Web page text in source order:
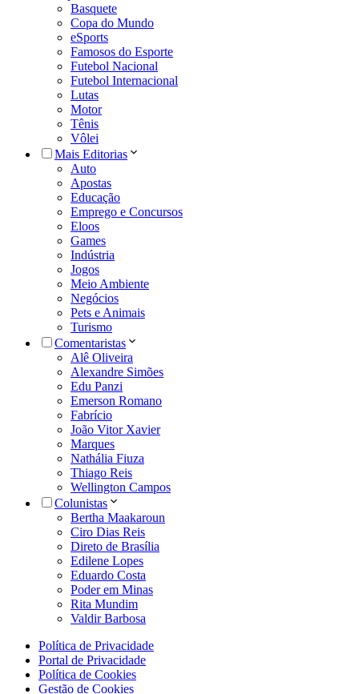
Basquete
Copa do Mundo
eSports
Famosos do Esporte
Futebol Nacional
Futebol Internacional
Lutas
Motor
Tênis
Vôlei
Mais Editorias
Auto
Apostas
Educação
Emprego e Concursos
Eloos
Games
Indústria
Jogos
Meio Ambiente
Negócios
Pets e Animais
Turismo
Comentaristas
Alê Oliveira
Alexandre Simões
Edu Panzi
Emerson Romano
Fabrício
João Vitor Xavier
Marques
Nathália Fiuza
Thiago Reis
Wellington Campos
Colunistas
Bertha Maakaroun
Ciro Dias Reis
Direto de Brasília
Edilene Lopes
Eduardo Costa
Poder em Minas
Rita Mundim
Valdir Barbosa
Política de Privacidade
Portal de Privacidade
Política de Cookies
Gestão de Cookies